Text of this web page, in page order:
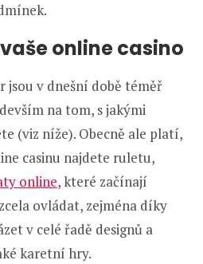
online casino
jsou v dnešní době téměř
na tom, s jakými
(viz níže). Obecně ale platí,
casinu najdete ruletu,
online, které začínají
ovládat, zejména díky
v celé řadě designů a
karetní hry.